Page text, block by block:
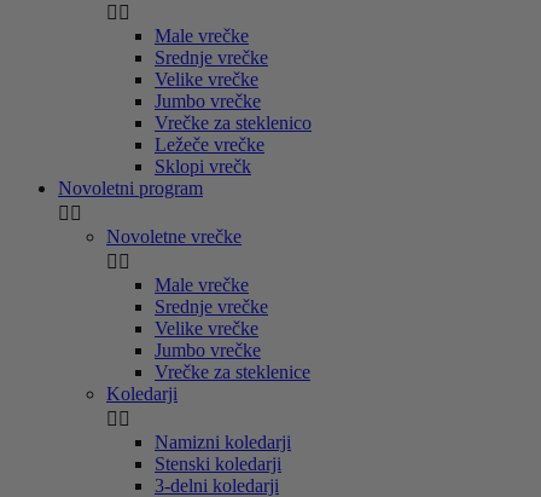
 
Male vrečke
Srednje vrečke
Velike vrečke
Jumbo vrečke
Vrečke za steklenico
Ležeče vrečke
Sklopi vrečk
Novoletni program
 
Novoletne vrečke
 
Male vrečke
Srednje vrečke
Velike vrečke
Jumbo vrečke
Vrečke za steklenice
Koledarji
 
Namizni koledarji
Stenski koledarji
3-delni koledarji